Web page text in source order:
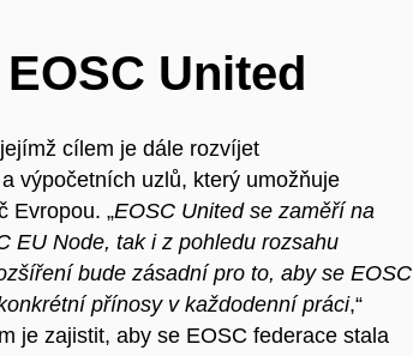
United
cílem je dále rozvíjet
výpočetních uzlů, který umožňuje
Evropou. „EOSC United se zaměří na
EU Node, tak i z pohledu rozsahu
bude zásadní pro to, aby se EOSC
přínosy v každodenní práci,“
je zajistit, aby se EOSC federace stala